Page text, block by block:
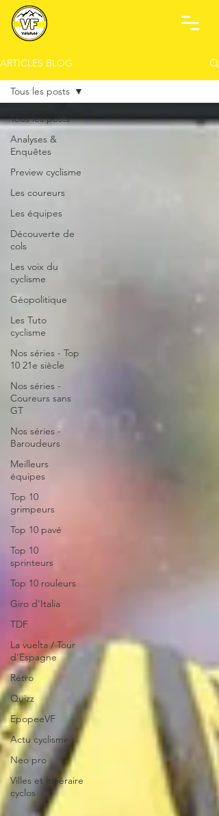
ARTICLES BLOG
Tous les posts
Analyses &
Enquêtes
Preview cyclisme
Les coureurs
Les équipes
Découverte de
cols
Les voix du
cyclisme
Géopolitique
Les Tuto
cyclisme
Nos séries - Top
10 21e siècle
Nos séries -
Coureurs sans
GT
Nos séries -
Baroudeurs
Meilleurs
équipes
Top 10
grimpeurs
Top 10 pavé
Top 10
sprinteurs
Top 10 rouleurs
Giro d'Italia
TDF
La vuelta / Tour
d'Espagne
Rétro
Quizz
EpopeeVF
Actu cyclisme
Neo pro
Villes et itinéraire
cyclos
Tous les posts